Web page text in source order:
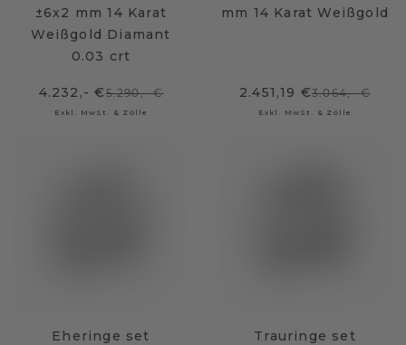
±6x2 mm 14 Karat
Weißgold Diamant
0.03 crt
4.232,- €5.290,- €
Exkl. MwSt. & Zölle
mm 14 Karat Weißgold
2.451,19 €3.064,- €
Exkl. MwSt. & Zölle
Eheringe set
Trauringe set